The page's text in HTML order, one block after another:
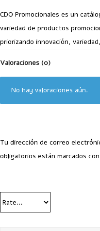
CDO Promocionales es un
variedad de productos
priorizando innovación,
Valoraciones (0)
No hay valoraciones aún.
Tu dirección de correo
obligatorios están marcados con